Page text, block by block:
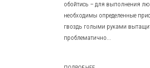
обойтись – для выполнения
необходимы определенные
гвоздь голыми руками
проблематично...